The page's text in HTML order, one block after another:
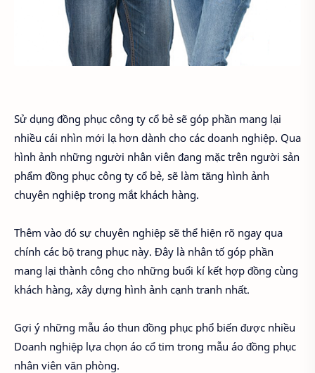
Sử dụng đồng phục công ty cổ bẻ sẽ góp phần mang lại
nhiều cái nhìn mới lạ hơn dành cho các doanh nghiệp. Qua
hình ảnh những người nhân viên đang mặc trên người sản
phẩm đồng phục công ty cổ bẻ, sẽ làm tăng hình ảnh
chuyên nghiệp trong mắt khách hàng.
Thêm vào đó sự chuyên nghiệp sẽ thể hiện rõ ngay qua
chính các bộ trang phục này. Đây là nhân tố góp phần
mang lại thành công cho những buổi kí kết hợp đồng cùng
khách hàng, xây dựng hình ảnh cạnh tranh nhất.
Gợi ý những mẫu áo thun đồng phục phổ biến được nhiều
Doanh nghiệp lựa chọn áo cổ tim trong mẫu áo đồng phục
nhân viên văn phòng.